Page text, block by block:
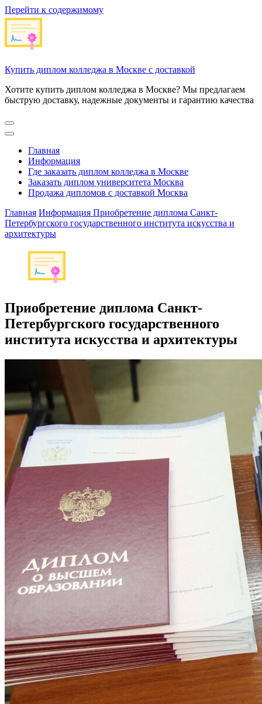
Перейти к содержимому
Купить диплом колледжа в Москве с доставкой
Хотите купить диплом колледжа в Москве? Мы предлагаем
быструю доставку, надежные документы и гарантию качества
Главная
Информация
Где заказать диплом колледжа в Москве
Заказать диплом университета Москва
Продажа дипломов с доставкой Москва
Главная Информация Приобретение диплома Санкт-
Петербургского государственного института искусства и
архитектуры
Приобретение диплома Санкт-
Петербургского государственного
института искусства и архитектуры